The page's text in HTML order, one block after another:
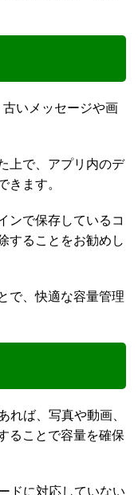
いメッセージや画
上で、アプリ内のデ
ます。
ンで保存しているコ
することをお勧めし
で、快適な容量管理
ば、写真や動画、
ることで容量を確保
ドに対応していない